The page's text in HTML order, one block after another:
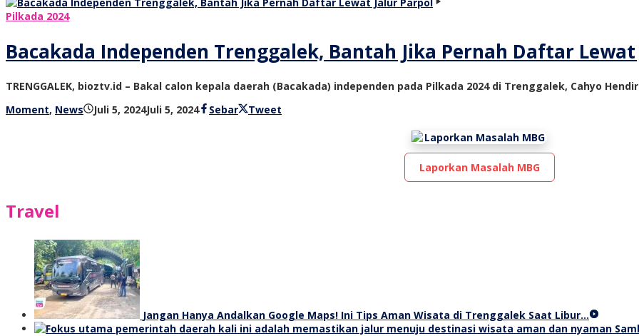
Pilkada 2024
Bacakada Independen Trenggalek, Bantah Jika Pernah Daftar
TRENGGALEK, bioztv.id – Bakal calon kepala daerah (Bacakada) independen pada Pilkada 2024 di Trenggalek, Cahyo
Moment, News Juli 5, 2024Juli 5, 2024olehSebar Tweet
Laporkan Masalah MBG
Travel
Jangan Hanya Andalkan Google Maps! Ini Tips Aman Wisata di Trenggalek Saat Libur…